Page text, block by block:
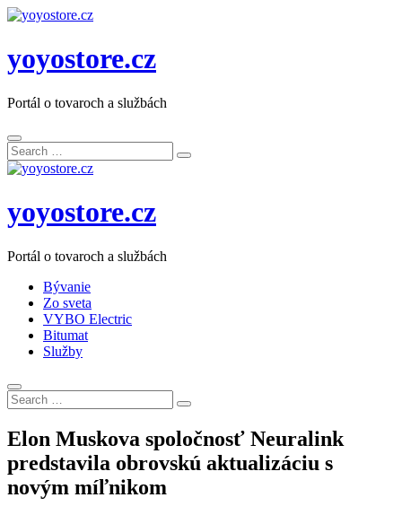
yoyostore.cz
Portál o tovaroch a službách
Search
for:
Search
yoyostore.cz
Portál o tovaroch a službách
Bývanie
Zo sveta
VYBO Electric
Bitumat
Služby
Search
for:
Search
Elon Muskova spoločnosť Neuralink
predstavila obrovskú aktualizáciu s
novým míľnikom